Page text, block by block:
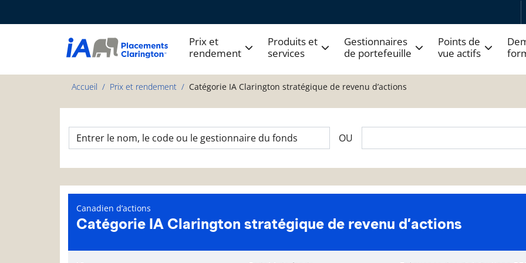
Prix et
rendement
Produits et
services
Gestionnaires
de portefeuille
Points de
vue actifs
Accueil Prix et rendement Catégorie IA Clarington stratégique de revenu d’actions
OU
Canadien d’actions
Catégorie IA Clarington stratégique de revenu d’actions